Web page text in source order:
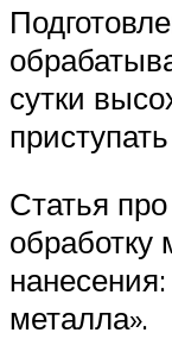
сутки
Статья
обработку
металла».